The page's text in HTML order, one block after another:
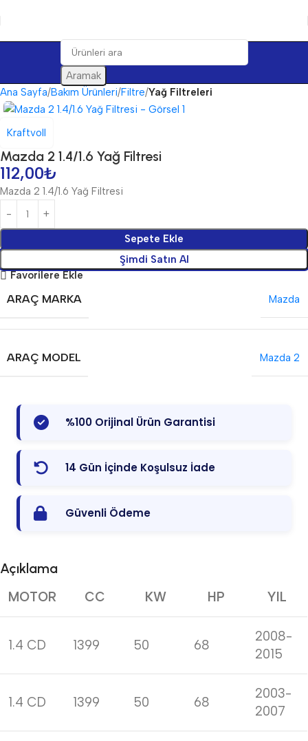
Aramak
Ana Sayfa Bakım Ürünleri Filtre Yağ Filtreleri
Kraftvoll
Mazda 2 1.4/1.6 Yağ Filtresi
112,00₺
Mazda 2 1.4/1.6 Yağ Filtresi
Sepete Ekle
Şimdi Satın Al
Favorilere Ekle
ARAÇ MARKA Mazda
ARAÇ MODEL Mazda 2
%100 Orijinal Ürün Garantisi
14 Gün İçinde Koşulsuz İade
Güvenli Ödeme
Açıklama
MOTOR CC KW HP YIL
1.4 CD 1399 50 68
2008-
2015
1.4 CD 1399 50 68
2003-
2007